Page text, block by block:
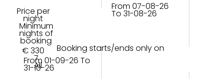
Price per
night
Minimum
nights of
booking
Booking starts/ends only on
From 07-08-26
To 31-08-26
€ 330
7
All
From 01-09-26 To
31-10-26